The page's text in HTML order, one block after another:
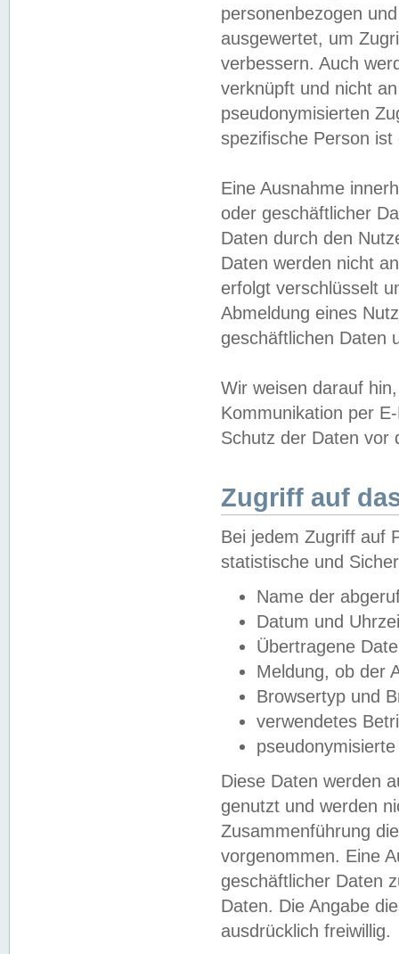
personenbezogen
ausgewertet, um
verbessern. Auch
verknüpft und nicht
pseudonymisierten
spezifische Person
Eine Ausnahme
oder geschäftlicher
Daten durch den
Daten werden nicht
erfolgt verschlüsselt
Abmeldung eines
geschäftlichen Daten
Wir weisen darauf
Kommunikation per
Schutz der Daten vor
Zugriff auf
Bei jedem Zugriff auf
statistische und
Name der
Datum und
Übertragene
Meldung, ob der
Browsertyp und
verwendetes
Diese Daten werden
genutzt und werden
Zusammenführung
vorgenommen. Eine
geschäftlicher Daten
Daten. Die Angabe
ausdrücklich freiwillig.